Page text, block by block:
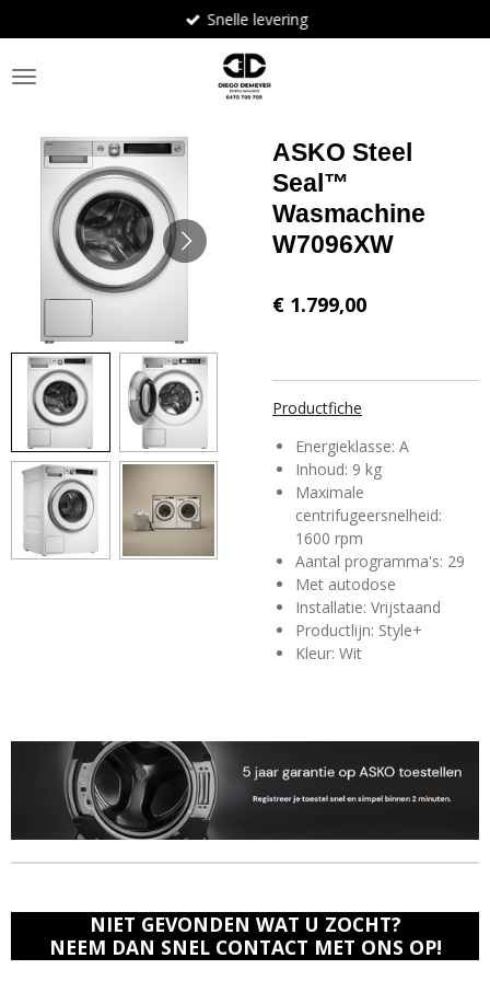
direct
naar
de
Snelle levering
ASKO Steel
Seal™
Wasmachine
W7096XW
€ 1.799,00
Productfiche
Energieklasse: A
Inhoud: 9 kg
Maximale
centrifugeersnelheid:
1600 rpm
Aantal programma's: 29
Met autodose
Installatie: Vrijstaand
Productlijn: Style+
Kleur: Wit
NIET GEVONDEN WAT U ZOCHT?
NEEM DAN SNEL CONTACT MET ONS OP!